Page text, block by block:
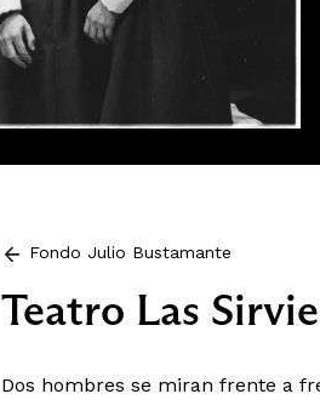
Fondo Julio Bustamante
Teatro Las
Dos hombres se miran frente a